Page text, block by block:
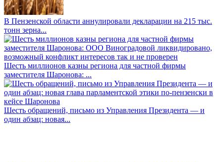
В Пензенской области аннулировали декларации на 215 тыс.
тонн зерна...
Шесть миллионов казны региона для частной фирмы
заместителя Шаронова: ...
Шесть обращений, письмо из Управления Президента — и
один абзац: новая...